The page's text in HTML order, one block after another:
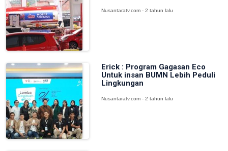
Nusantaratv.com - 2 tahun lalu
Erick : Program Gagasan Eco
Untuk insan BUMN Lebih Peduli
Lingkungan
Nusantaratv.com - 2 tahun lalu